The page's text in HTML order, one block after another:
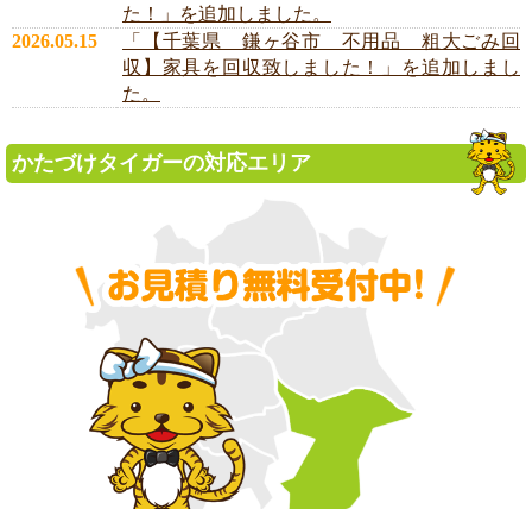
た！」を追加しました。
2026.05.15
「【千葉県 鎌ヶ谷市 不用品 粗大ごみ回
収】家具を回収致しました！」を追加しまし
た。
かたづけタイガーの対応エリア